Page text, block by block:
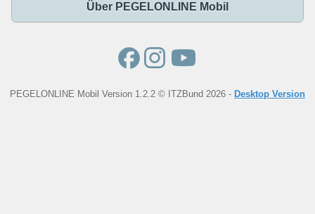
Über PEGELONLINE Mobil
PEGELONLINE Mobil Version 1.2.2 © ITZBund 2026 - Desktop Version